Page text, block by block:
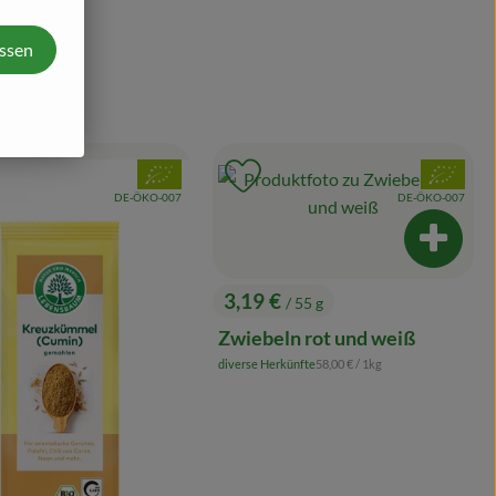
, Verband:
, Kontrollstelle:
DE-ÖKO-007
zu Favouriten hinzufügen
, Preis:
3,19 € / 55 g
Zwiebeln rot und weiß
, Herkunft:
diverse Herkünfte, Referenzpreis:
58,00 €/ 1kg
, Verband:
, Kontrollstelle:
DE-ÖKO-007
Produkt zu Favouriten